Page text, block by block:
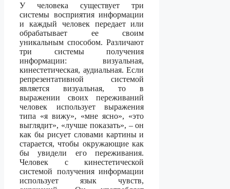
У человека существует три
системы восприятия информации
и каждый человек передает или
обрабатывает ее своим
уникальным способом. Различают
три системы получения
информации: визуальная,
кинестетическая, аудиальная. Если
репрезентативной системой
является визуальная, то в
выражении своих переживаний
человек использует выражения
типа «я вижу», «мне ясно», «это
выглядит», «лучше показать», – он
как бы рисует словами картины и
старается, чтобы окружающие как
бы увидели его переживания.
Человек с кинестетической
системой получения информации
использует язык чувств,